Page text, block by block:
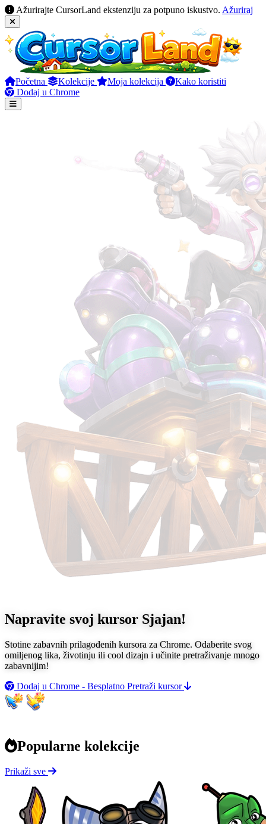
Ažurirajte CursorLand ekstenziju za potpuno iskustvo. Ažuriraj
Početna Kolekcije Moja kolekcija
Kako koristiti
Dodaj u Chrome
Napravite svoj kursor Sjajan!
Stotine zabavnih prilagođenih kursora za Chrome. Odaberite svog
omiljenog lika, životinju ili cool dizajn i učinite pretraživanje mnogo
zabavnijim!
Dodaj u Chrome - Besplatno Pretraži kursor
Popularne kolekcije
Prikaži sve